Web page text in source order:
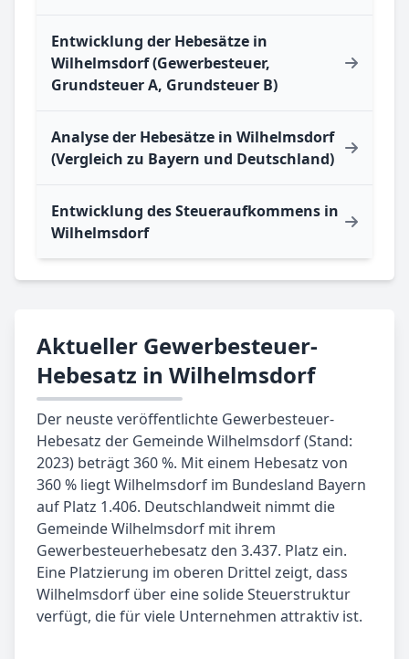
Entwicklung der Hebesätze in
Wilhelmsdorf (Gewerbesteuer,
Grundsteuer A, Grundsteuer B)
Analyse der Hebesätze in Wilhelmsdorf
(Vergleich zu Bayern und Deutschland)
Entwicklung des Steueraufkommens in
Wilhelmsdorf
Aktueller Gewerbesteuer-
Hebesatz in Wilhelmsdorf
Der neuste veröffentlichte Gewerbesteuer-
Hebesatz der Gemeinde Wilhelmsdorf (Stand:
2023) beträgt 360 %. Mit einem Hebesatz von
360 % liegt Wilhelmsdorf im Bundesland Bayern
auf Platz 1.406. Deutschlandweit nimmt die
Gemeinde Wilhelmsdorf mit ihrem
Gewerbesteuerhebesatz den 3.437. Platz ein.
Eine Platzierung im oberen Drittel zeigt, dass
Wilhelmsdorf über eine solide Steuerstruktur
verfügt, die für viele Unternehmen attraktiv ist.